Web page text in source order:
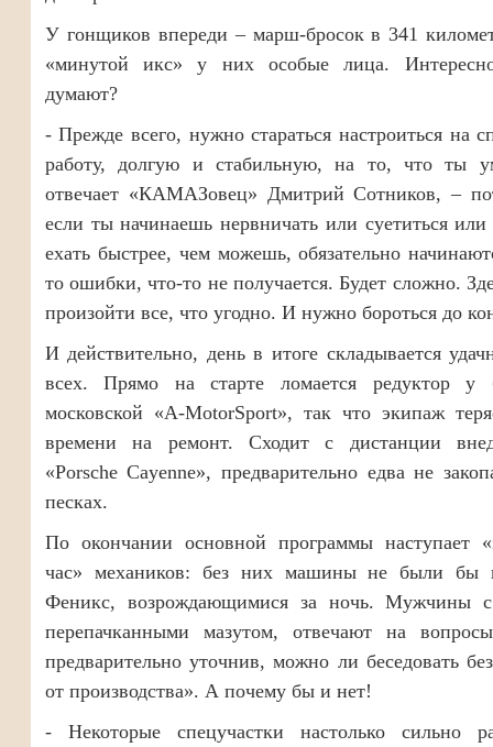
У гонщиков впереди – марш-бросок в 341
«минутой икс» у них особые лица.
думают?
- Прежде всего, нужно стараться настроиться на
работу, долгую и стабильную, на то, что ты
отвечает «КАМАЗовец» Дмитрий Сотников, –
если ты начинаешь нервничать или суетиться или
ехать быстрее, чем можешь, обязательно
то ошибки, что-то не получается. Будет сложно.
произойти все, что угодно. И нужно бороться до
И действительно, день в итоге складывается
всех. Прямо на старте ломается редуктор у
московской «А-MotorSport», так что экипаж
времени на ремонт. Сходит с дистанции
«Porsche Cayenne», предварительно едва не
песках.
По окончании основной программы наступает
час» механиков: без них машины не были бы
Феникс, возрождающимися за ночь. Мужчины
перепачканными мазутом, отвечают на
предварительно уточнив, можно ли беседовать
от производства». А почему бы и нет!
- Некоторые спецучастки настолько сильно